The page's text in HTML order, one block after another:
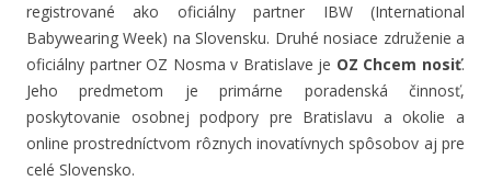
registrované ako oficiálny partner IBW (International
Babywearing Week) na Slovensku. Druhé nosiace združenie a
oficiálny partner OZ Nosma v Bratislave je OZ Chcem nosiť.
Jeho predmetom je primárne poradenská činnosť,
poskytovanie osobnej podpory pre Bratislavu a okolie a
online prostredníctvom rôznych inovatívnych spôsobov aj pre
celé Slovensko.